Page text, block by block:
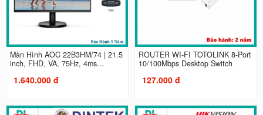
Màn Hình AOC 22B3HM/74 | 21.5
inch, FHD, VA, 75Hz, 4ms...
1.640.000 đ
ROUTER WI-FI TOTOLINK 8-Port
10/100Mbps Desktop Switch
127.000 đ